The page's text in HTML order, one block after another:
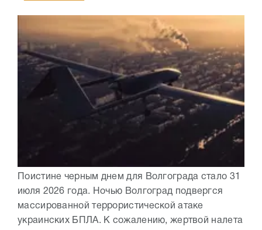
Поистине черным днем для Волгограда стало 31
июля 2026 года. Ночью Волгоград подвергся
массированной террористической атаке
украинских БПЛА. К сожалению, жертвой налета